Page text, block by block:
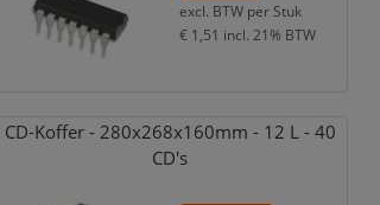
excl. BTW per Stuk
€ 1,51 incl. 21% BTW
CD-Koffer - 280x268x160mm - 12 L - 40
CD's